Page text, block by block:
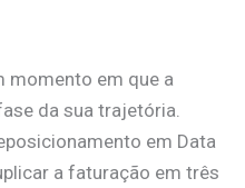
momento em que a
da sua trajetória.
em Data
a faturação em três